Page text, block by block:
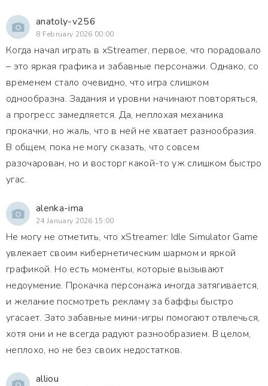
anatoly-v256
8 February 2026 00:00
Когда начал играть в xStreamer, первое, что порадовало
– это яркая графика и забавные персонажи. Однако, со
временем стало очевидно, что игра слишком
однообразна. Задания и уровни начинают повторяться,
а прогресс замедляется. Да, неплохая механика
прокачки, но жаль, что в ней не хватает разнообразия.
В общем, пока не могу сказать, что совсем
разочарован, но и восторг какой-то уж слишком быстро
угас.
alenka-ima
24 January 2026 15:00
Не могу не отметить, что xStreamer: Idle Simulator Game
увлекает своим кибернетическим шармом и яркой
графикой. Но есть моменты, которые вызывают
недоумение. Прокачка персонажа иногда затягивается,
и желание посмотреть рекламу за баффы быстро
угасает. Зато забавные мини-игры помогают отвлечься,
хотя они и не всегда радуют разнообразием. В целом,
неплохо, но не без своих недостатков.
alliou